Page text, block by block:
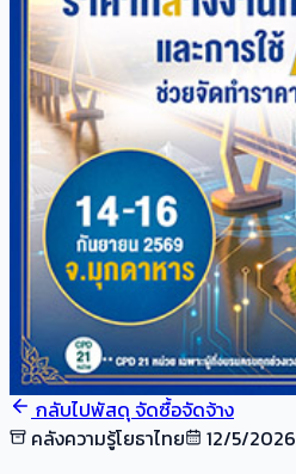
กลับไปพัสดุ จัดซื้อจัดจ้าง
คลังความรู้โยธาไทย
12/5/2026